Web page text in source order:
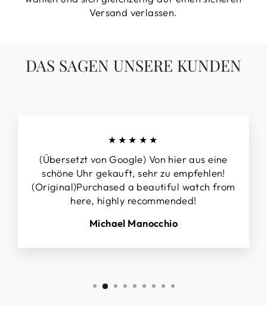
Versand verlassen.
DAS SAGEN UNSERE KUNDEN
★★★★★
(Übersetzt von Google) Von hier aus eine
schöne Uhr gekauft, sehr zu empfehlen!
(Original)Purchased a beautiful watch from
here, highly recommended!
Michael Manocchio